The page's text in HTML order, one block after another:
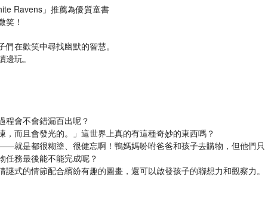
Ravens」推薦為優質童書
笑！
在歡笑中尋找幽默的智慧。
玩。
程會不會錯漏百出呢？
，而且會發光的。」這世界上真的有這種奇妙的東西嗎？
就是都很糊塗、很健忘啊！鴨媽媽吩咐爸爸和孩子去購物，但他們只
任務最後能不能完成呢？
式的情節配合繽紛有趣的圖畫，還可以啟發孩子的聯想力和觀察力。